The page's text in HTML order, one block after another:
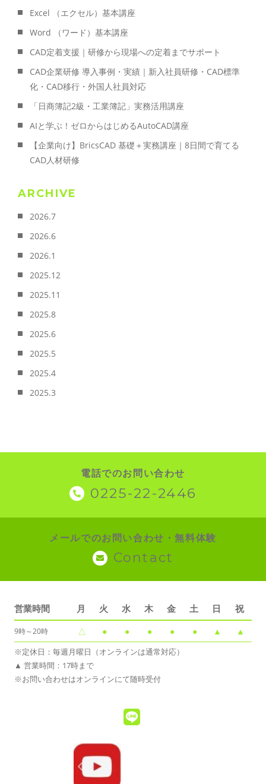
Excel （エクセル）基本講座
Word （ワード）基本講座
CAD定着支援｜研修から現場への定着までサポート
CAD企業研修 導入事例・実績｜新入社員研修・CAD標準
化・CAD移行・外国人社員対応
「日商簿記2級・工業簿記」実務活用講座
AIと学ぶ！ゼロからはじめるAutoCAD講座
【企業向け】BricsCAD 基礎＋実務講座｜8日間で育てる
CAD人材研修
ARCHIVE
2026.7
2026.6
2026.1
2025.12
2025.11
2025.8
2025.6
2025.5
2025.4
2025.3
電話でのお問い合わせ
0225-22-2446
メールでのお問い合わせ・無料体験
Contact
営業時間 月 火 水 木 金 土 日 祝
9時～20時 △ ● ● ● ● ● ▲ ▲
※定休日：毎週月曜日（オンラインは通常対応）
▲ 営業時間：17時まで
※お問い合わせはオンラインにて随時受付